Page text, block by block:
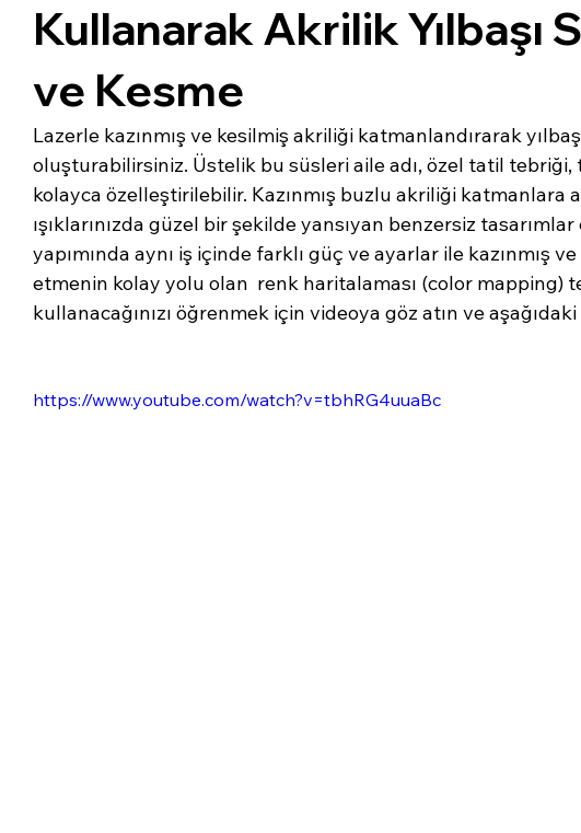
Kullanarak Akrilik Yılbaşı
ve Kesme
Lazerle kazınmış ve kesilmiş akriliği katmanlandırarak
oluşturabilirsiniz. Üstelik bu süsleri aile adı, özel tatil tebriği,
kolayca özelleştirilebilir. Kazınmış buzlu akriliği katmanlara
ışıklarınızda güzel bir şekilde yansıyan benzersiz
yapımında aynı iş içinde farklı güç ve ayarlar ile kazınmış
etmenin kolay yolu olan  renk haritalaması (color mapping)
kullanacağınızı öğrenmek için videoya göz atın ve
https://www.youtube.com/watch?v=tbhRG4uuaBc